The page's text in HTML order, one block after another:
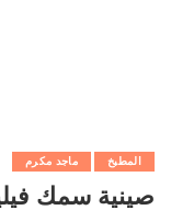
المطبخ ماجد مكرم
صينية سمك